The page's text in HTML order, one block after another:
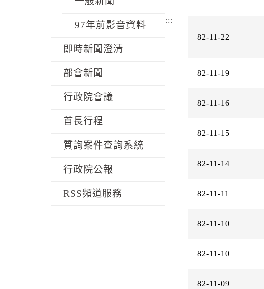
97年前影音資料
即時新聞澄清
部會新聞
行政院會議
首長行程
質詢案件查詢系統
行政院公報
RSS頻道服務
:::
82-11-22
82-11-19
82-11-16
82-11-15
82-11-14
82-11-11
82-11-10
82-11-10
82-11-09